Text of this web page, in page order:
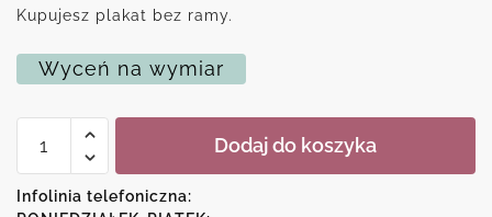
Kupujesz plakat bez ramy.
Wyceń na wymiar
Plakat
malarstwa
Dodaj do koszyka
Infolinia telefoniczna: